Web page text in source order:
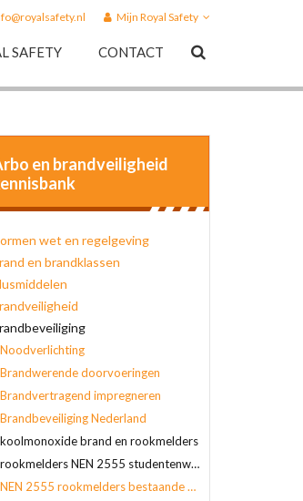
Mijn Royal Safety
SAFETY CONTACT
en brandveiligheid
wet en regelgeving
en brandklassen
Noodverlichting
Brandwerende doorvoeringen
Brandvertragend impregneren
Brandbeveiliging Nederland
koolmonoxide brand en rookmelders
rookmelders NEN 2555 studentenwoning
NEN 2555 rookmelders bestaande bouw